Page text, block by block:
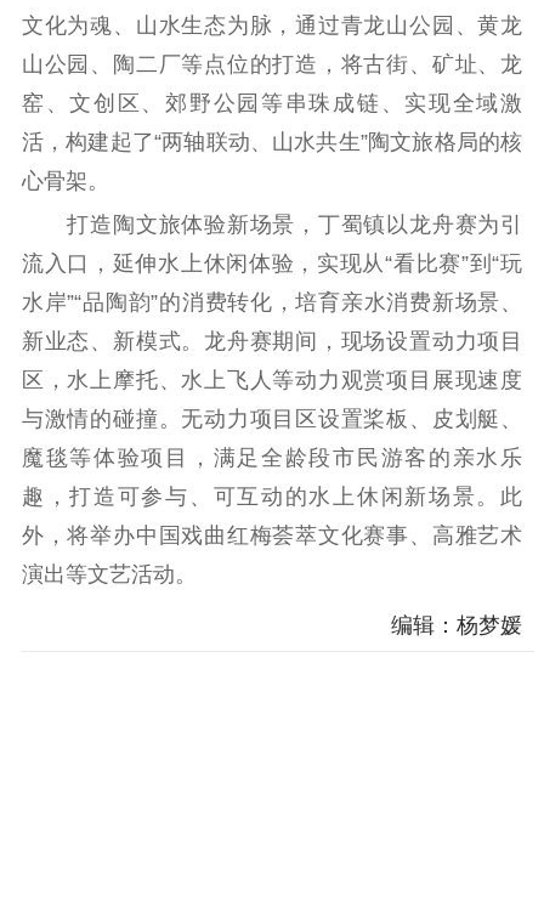
社会宣传
思想政治教育 爱国主义教育
全民国防教育
红色资源保护利
新闻出版
精品出版 全民阅读
出版监管
扫黄打非
电影工作
电影创作 电影市场
机关党建
党建要闻 学习在线
职称评审
文化为魂、山水生态为脉，通过青龙山公园、黄龙
山公园、陶二厂等点位的打造，将古街、矿址、龙
窑、文创区、郊野公园等串珠成链、实现全域激
活，构建起了“两轴联动、山水共生”陶文旅格局的核
心骨架。
打造陶文旅体验新场景，丁蜀镇以龙舟赛为引
流入口，延伸水上休闲体验，实现从“看比赛”到“玩
水岸”“品陶韵”的消费转化，培育亲水消费新场景、
新业态、新模式。龙舟赛期间，现场设置动力项目
区，水上摩托、水上飞人等动力观赏项目展现速度
与激情的碰撞。无动力项目区设置桨板、皮划艇、
魔毯等体验项目，满足全龄段市民游客的亲水乐
趣，打造可参与、可互动的水上休闲新场景。此
外，将举办中国戏曲红梅荟萃文化赛事、高雅艺术
演出等文艺活动。
编辑：杨梦媛